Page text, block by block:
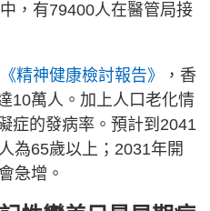
，有79400人在醫管局接
《精神健康檢討報告》
，香
10萬人。加上人口老化情
症的發病率。預計到2041
為65歲以上；2031年開
急增。